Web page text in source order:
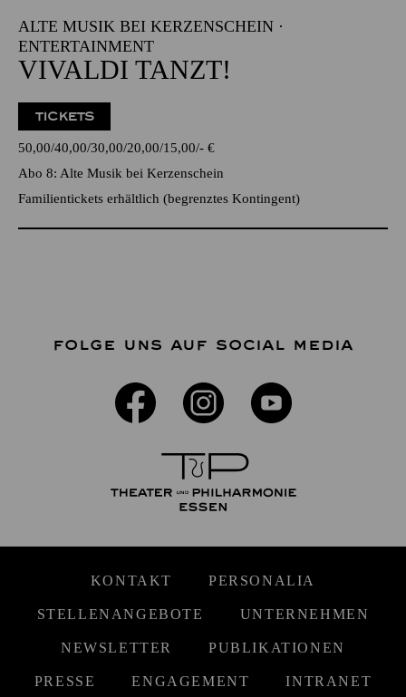
ALTE MUSIK BEI KERZENSCHEIN ·
ENTERTAINMENT
VIVALDI TANZT!
TICKETS
50,00 40,00 30,00 20,00 15,00 - €
Abo 8: Alte Musik bei Kerzenschein
Familientickets erhältlich (begrenztes Kontingent)
FOLGE UNS AUF SOCIAL MEDIA
KONTAKT PERSONALIA
STELLENANGEBOTE UNTERNEHMEN
NEWSLETTER PUBLIKATIONEN
PRESSE ENGAGEMENT INTRANET